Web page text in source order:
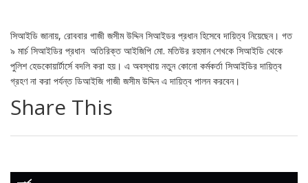
সিআইডি জানায়, রোববার গাজী জসীম উদ্দিন সিআইডর প্রধান হিসেবে দায়িত্ব নিয়েছেন। গত
৯ মার্চ সিআইডির প্রধান অতিরিক্ত আইজিপি মো. মতিউর রহমান শেখকে সিআইডি থেকে
পুলিশ হেডকোয়ার্টার্সে বদলি করা হয়। এ অবস্থায় নতুন কোনো কর্মকর্তা সিআইডির দায়িত্ব
গ্রহণ না করা পর্যন্ত ডিআইজি গাজী জসীম উদ্দিন এ দায়িত্ব পালন করবেন।
Share This